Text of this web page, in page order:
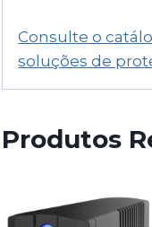
Consulte o
soluções de
Produtos